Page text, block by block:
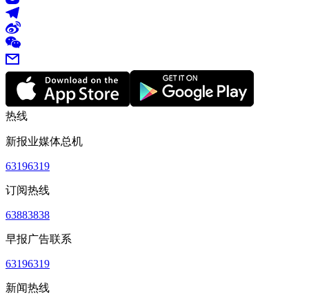
热线
新报业媒体总机
63196319
订阅热线
63883838
早报广告联系
63196319
新闻热线